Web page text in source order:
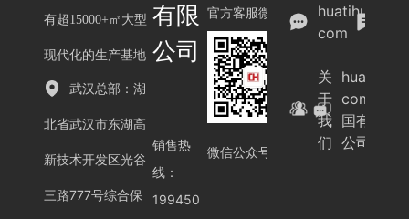
有超15000+㎡大型
现代化的生产基地
武汉总部：湖
北省武汉市东湖高
新技术开发区光谷
三路777号综合保
有限
公司
销售热
线：
199450
官方客服微信
微信公众号
huatihui.
com
关
于
我
们
huatihui.
com-中
国有限
公司